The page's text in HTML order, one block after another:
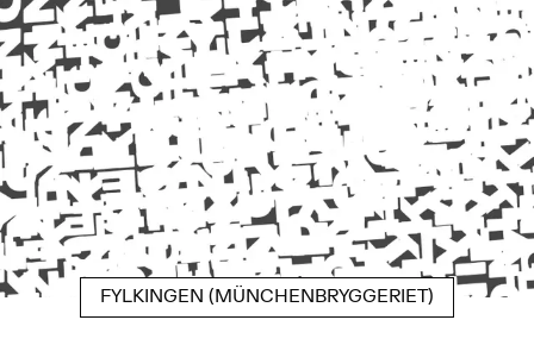
FYLKINGEN (MÜNCHENBRYGGERIET)